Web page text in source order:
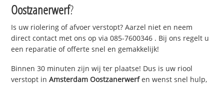
Oostzanerwerf?
Is uw riolering of afvoer verstopt? Aarzel niet en neem
direct contact met ons op via085-7600346 . Bij ons regelt u
een reparatie of offerte snel en gemakkelijk!
Binnen 30 minuten zijn wij ter plaatse! Dus is uw riool
verstopt inAmsterdam Oostzanerwerfen wenst snel hulp,